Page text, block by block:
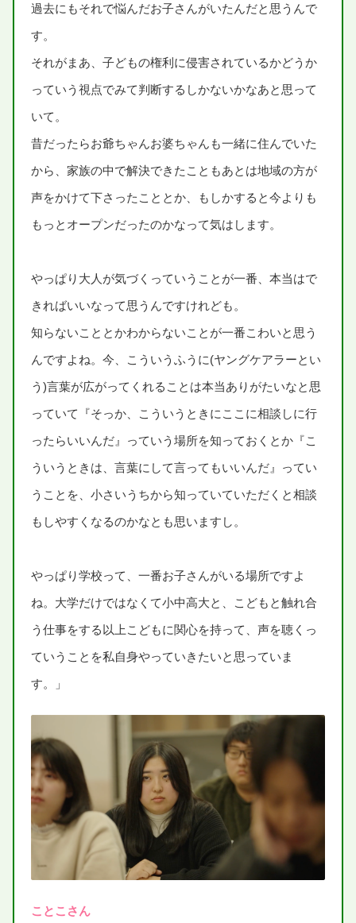
過去にもそれで悩んだお子さんがいたんだと 思うんで
す。
それがまあ、 子どもの権利 に侵害されているかどうか
っていう 視点でみて判断するしかないかなあと 思って
いて。
昔だったらお爺ちゃんお婆ちゃんも一緒に住んでいた
から、 家族の中で解決できたこともあとは地域の方が
声をかけて下さったこととか、もしかすると今よりも
もっとオープンだったのかなって気はします。
やっぱり 大人 が気づくっていうことが一番 本当はで
きればいいなって思うんですけれども。
知らないこととかわからないことが一番こわいと 思う
んですよね。 今 、こういうふうに(ヤングケアラーとい
う)言葉が広がってくれることは本当ありがたいなと 思
っていて『そっか、こういうときにここに相談 しに行
ったらいいんだ』っていう 場所を知っておくとか『こ
ういうときは、 言葉にして言ってもいいんだ』ってい
うことを、 小さいうちから知っていていただくと相談
もしやすくなるのかなとも思いますし。
やっぱり学校って、 一番お子さんがいる場所ですよ
ね。 大学だけではなくて小中高大と、こどもと触れ合
う 仕事をする 以上 こどもに関心を持って、 声を聴くっ
ていうことを私自身やっていきたいと 思っていま
す。」
ことこさん